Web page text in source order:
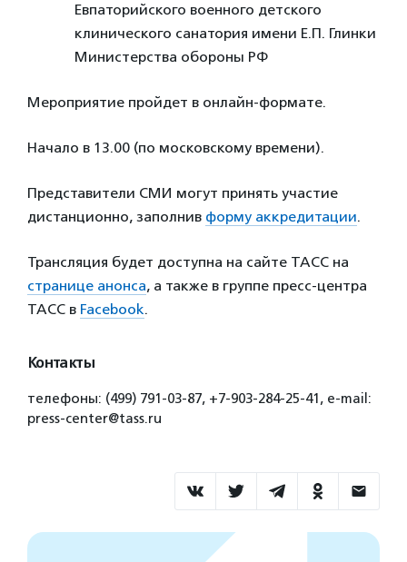
Евпаторийского военного детского
клинического санатория имени Е.П. Глинки
Министерства обороны РФ
Мероприятие пройдет в онлайн-формате.
Начало в 13.00 (по московскому времени).
Представители СМИ могут принять участие
дистанционно, заполнив форму аккредитации.
Трансляция будет доступна на сайте ТАСС на
странице анонса, а также в группе пресс-центра
ТАСС в Facebook.
Контакты
телефоны: (499) 791-03-87, +7-903-284-25-41, e-mail:
press-center@tass.ru